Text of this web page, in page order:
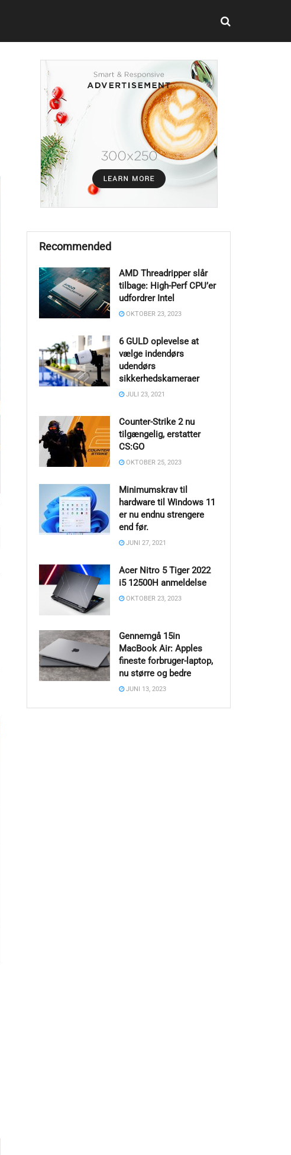
Recommended
AMD Threadripper slår
tilbage: High-Perf CPU’er
udfordrer Intel
OKTOBER 23, 2023
6 GULD oplevelse at
vælge indendørs
udendørs
sikkerhedskameraer
JULI 23, 2021
Counter-Strike 2 nu
tilgængelig, erstatter
CS:GO
OKTOBER 25, 2023
Minimumskrav til
hardware til Windows 11
er nu endnu strengere
end før.
JUNI 27, 2021
Acer Nitro 5 Tiger 2022
i5 12500H anmeldelse
OKTOBER 23, 2023
Gennemgå 15in
MacBook Air: Apples
fineste forbruger-laptop,
nu større og bedre
JUNI 13, 2023